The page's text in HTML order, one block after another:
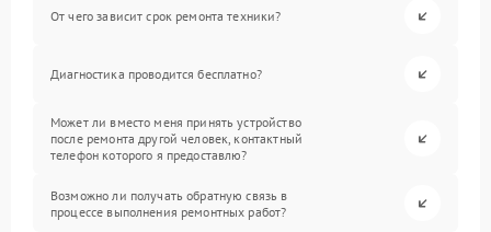
От чего зависит срок ремонта техники?
Диагностика проводится бесплатно?
Может ли вместо меня принять устройство
после ремонта другой человек, контактный
телефон которого я предоставлю?
Возможно ли получать обратную связь в
процессе выполнения ремонтных работ?